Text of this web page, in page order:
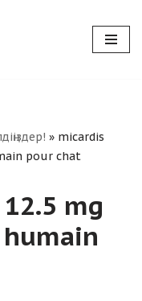
» micardis
pour chat
mg